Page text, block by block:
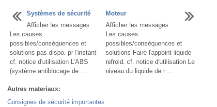
Systèmes de sécurité
Afficher les messages
Les causes
possibles/conséquences et
solutions pas dispo. pr l'instant
cf. notice d'utilisation L'ABS
(système antiblocage de ...
Moteur
Afficher les messages
Les causes
possibles/conséquences et
solutions Faire l'appoint liquide
refroid. cf. notice d'utilisation Le
niveau du liquide de r ...
Autres materiaux:
Consignes de sécurité importantes